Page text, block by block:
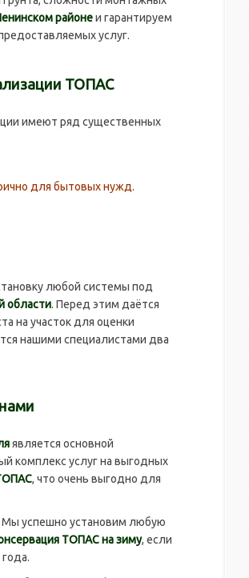
районеи гарантируем
услуг.
ТОПАС
имеют ряд существенных
для бытовых нужд.
любой системы под
области. Перед этим даётся
на участок для оценки
нашими специалистами два
является основной
комплекс услуг на выгодных
, что очень выгодно для
успешно установим любую
ТОПАС на зиму, если